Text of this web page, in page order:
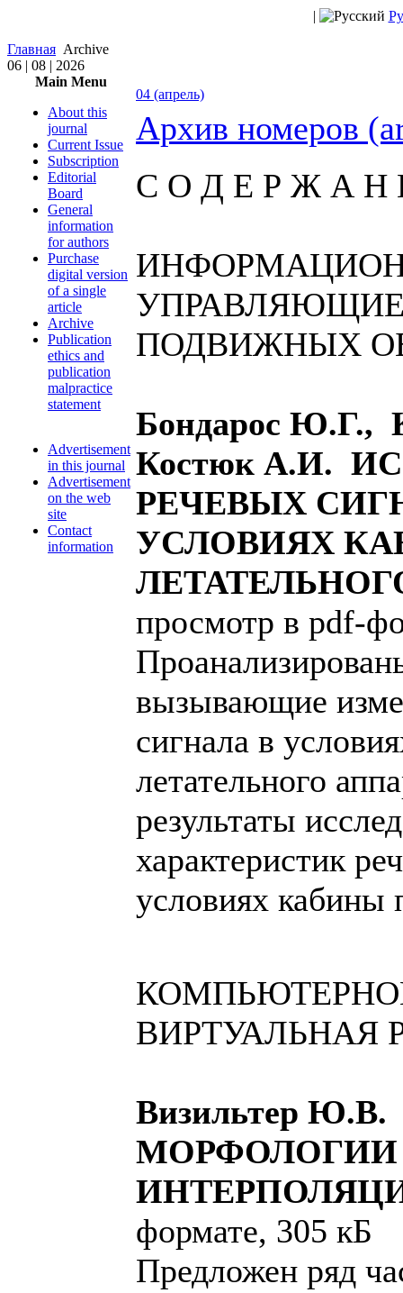
|
Главная Archive
06 | 08 | 2026
Main Menu
About this
journal
Current Issue
Subscription
Editorial
Board
General
information
for authors
Purchase
digital version
of a single
article
Archive
Publication
ethics and
publication
malpractice
statement
Advertisement
in this journal
Advertisement
on the web
site
Contact
information
04 (апрель)
Архив номеров
С О Д Е Р Ж А Н
ПОДВИЖНЫХ
Бондарос Ю.Г.,
Костюк А.И.
РЕЧЕВЫХ
УСЛОВИЯХ
просмотр в pdf-
вызывающие
сигнала в
летательного
результаты
характеристик
условиях кабины
ВИРТУАЛЬНАЯ
Визильтер
МОРФОЛОГИИ
формате, 305 кБ
Предложен ряд